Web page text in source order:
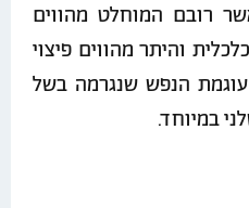
₪, כאשר רובם המוחלט מהווים
והיתר מהווים פיצוי
עוגמת הנפש שנגרמה בשל
במיוחד.